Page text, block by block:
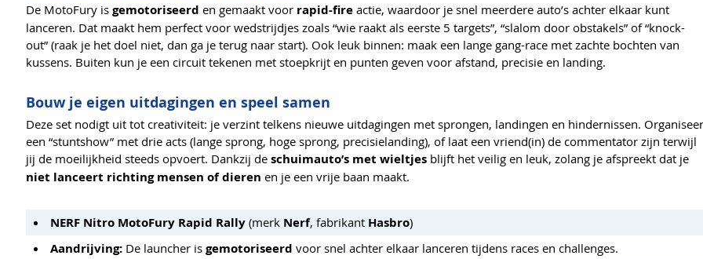
De MotoFury is gemotoriseerd en gemaakt voor rapid-fire actie, waardoor je snel meerdere auto’s achter elkaar kunt
lanceren. Dat maakt hem perfect voor wedstrijdjes zoals “wie raakt als eerste 5 targets”, “slalom door obstakels” of “knock-
out” (raak je het doel niet, dan ga je terug naar start). Ook leuk binnen: maak een lange gang-race met zachte bochten van
kussens. Buiten kun je een circuit tekenen met stoepkrijt en punten geven voor afstand, precisie en landing.
Bouw je eigen uitdagingen en speel samen
Deze set nodigt uit tot creativiteit: je verzint telkens nieuwe uitdagingen met sprongen, landingen en hindernissen. Organiseer
een “stuntshow” met drie acts (lange sprong, hoge sprong, precisielanding), of laat een vriend(in) de commentator zijn terwijl
jij de moeilijkheid steeds opvoert. Dankzij de schuimauto’s met wieltjes blijft het veilig en leuk, zolang je afspreekt dat je
niet lanceert richting mensen of dieren en je een vrije baan maakt.
NERF Nitro MotoFury Rapid Rally (merk Nerf, fabrikant Hasbro)
Aandrijving: De launcher is gemotoriseerd voor snel achter elkaar lanceren tijdens races en challenges.